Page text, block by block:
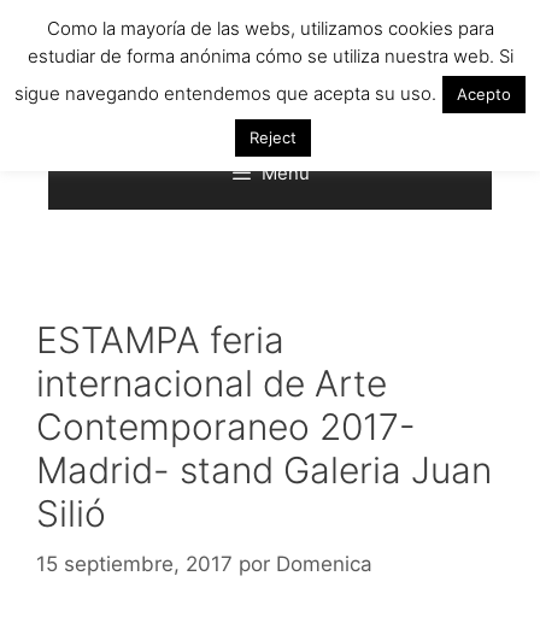
Menú
ESTAMPA feria
internacional de Arte
Contemporaneo 2017-
Madrid- stand Galeria Juan
Silió
15 septiembre, 2017 por Domenica
Como la mayoría de las webs, utilizamos cookies para
estudiar de forma anónima cómo se utiliza nuestra web. Si
sigue navegando entendemos que acepta su uso.
Acepto
Reject